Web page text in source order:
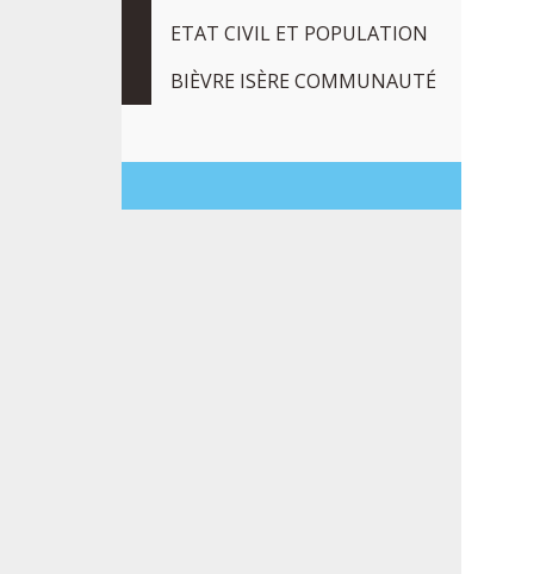
ETAT CIVIL ET POPULATION
BIÈVRE ISÈRE COMMUNAUTÉ